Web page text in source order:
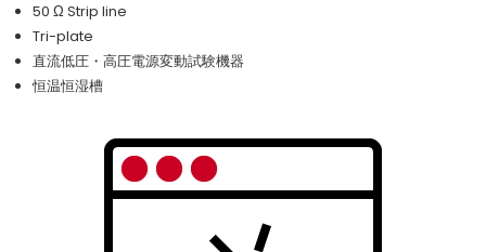
50 Ω Strip line
Tri-plate
直流低圧・高圧電源変動試験機器
恒温恒湿槽